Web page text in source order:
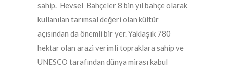
sahip. Hevsel Bahçeler 8 bin yıl bahçe olarak
kullanılan tarımsal değeri olan kültür
açısından da önemli bir yer. Yaklaşık 780
hektar olan arazi verimli topraklara sahip ve
UNESCO tarafından dünya mirası kabul